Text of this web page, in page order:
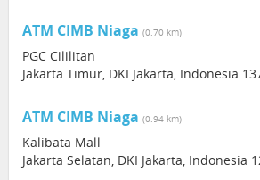
ATM CIMB Niaga (0.70 km)
PGC Cililitan
Jakarta Timur, DKI Jakarta, Indonesia
ATM CIMB Niaga (0.94 km)
Kalibata Mall
Jakarta Selatan, DKI Jakarta, Indonesia